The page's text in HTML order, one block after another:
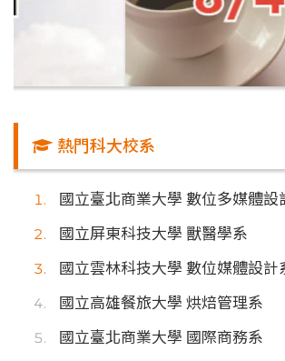
熱門科大校系
國立臺北商業大學 數位多媒體設
國立屏東科技大學 獸醫學系
國立雲林科技大學 數位媒體設計
國立高雄餐旅大學 烘焙管理系
國立臺北商業大學 國際商務系